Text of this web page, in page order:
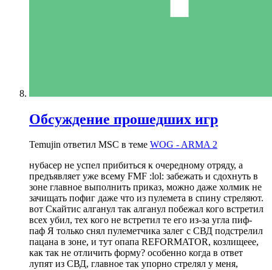
Обсуждение прошедших игр
Temujin ответил MSC в теме WOG - ARMA 2
нубасер не успел прибиться к очередному отряду, а
предъявляет уже всему FMF :lol: забежать и сдохнуть в
зоне главное выполнить приказ, можно даже холмик не
зачищать пофиг даже что из пулемета в спину стреляют.
вот Скайтис алганул так алганул побежал кого встретил
всех убил, тех кого не встретил те его из-за угла пиф-
паф Я только снял пулеметчика залег с СВД подстрелил
пацана в зоне, и тут опапа REFORMATOR, козлищеее,
как так не отличить форму? особенно когда в ответ
лупят из СВД, главное так упорно стрелял у меня,